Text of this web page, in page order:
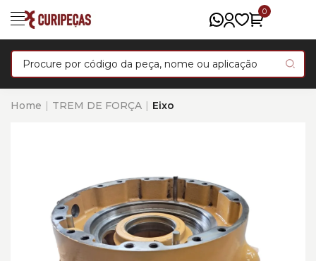
0
Home TREM DE FORÇA Eixo